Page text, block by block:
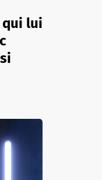
qui lui